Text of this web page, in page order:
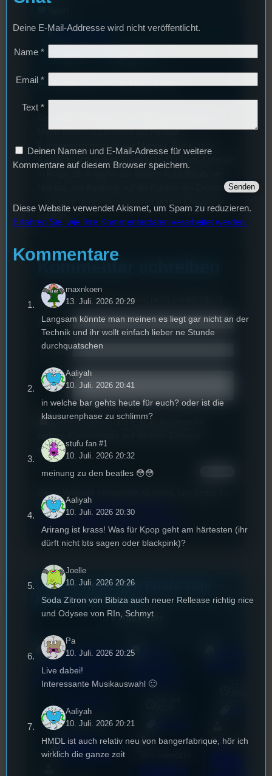
Mirco führen euch durch die Fußball-
Europameisterschaft der Männer. Rück- und
Ausblicke vor jedem Spieltag im Podcast-Format!
Montag und Ausblick auf die Partien am Dienstag
Deine E-Mail-Addresse wird nicht veröffentlicht.
Name*
Email*
Text*
Deinen Namen und E-Mail-Adresse für
weitere Kommentare auf diesem Browser
speichern.
Diese Website verwendet Akismet, um Spam zu
reduzieren. Erfahren Sie, wie Ihre
Kommentardaten verarbeitet werden.
mic
group Jonas Grimm, Jan-Mirco Linse
Unsere neuesten Posts zum
Hören und Lesen
Alle Posts
mic [S1/E18]
3. August 2026
Festivals ,
Veranstaltungen
Bilal El Kasmi
Deine E-Mail-Addresse wird nicht veröffentlicht.
Name *
Email *
Text *
Deinen Namen und E-Mail-Adresse für weitere
Kommentare auf diesem Browser speichern.
Diese Website verwendet Akismet, um Spam zu reduzieren.
Erfahren Sie, wie Ihre Kommentardaten verarbeitet werden.
Kommentare
maxnkoen
13. Juli. 2026 20:29
Langsam könnte man meinen es liegt gar nicht an der
Technik und ihr wollt einfach lieber ne Stunde
durchquatschen
Aaliyah
10. Juli. 2026 20:41
in welche bar gehts heute für euch? oder ist die
klausurenphase zu schlimm?
stufu fan #1
10. Juli. 2026 20:32
meinung zu den beatles 😳😳
Aaliyah
10. Juli. 2026 20:30
Arirang ist krass! Was für Kpop geht am härtesten (ihr
dürft nicht bts sagen oder blackpink)?
Joelle
10. Juli. 2026 20:26
Soda Zitron von Bibiza auch neuer Rellease richtig nice
und Odysee von RIn, Schmyt
Pa
10. Juli. 2026 20:25
Live dabei!
Interessante Musikauswahl 🙂
Aaliyah
10. Juli. 2026 20:21
HMDL ist auch relativ neu von bangerfabrique, hör ich
wirklich die ganze zeit